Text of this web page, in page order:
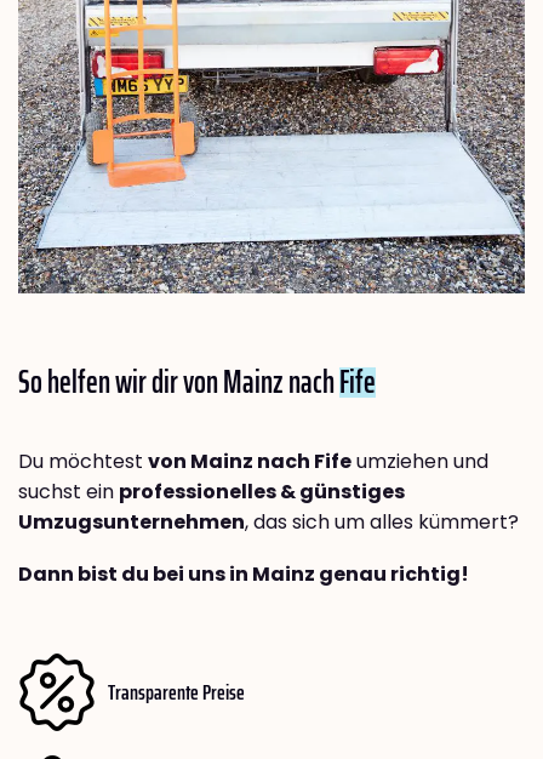
So helfen wir dir von Mainz nachFife
Du möchtest von Mainz nach Fifeumziehen und
suchst ein professionelles & günstiges
Umzugsunternehmen, das sich um alles kümmert?
Dann bist du bei uns in Mainz genau richtig!
Transparente Preise